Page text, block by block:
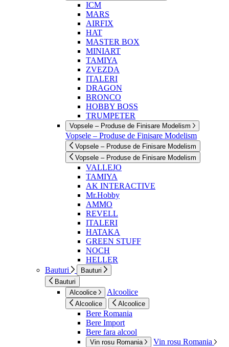
ICM
MARS
AIRFIX
HAT
MASTER BOX
MINIART
TAMIYA
ZVEZDA
ITALERI
DRAGON
BRONCO
HOBBY BOSS
TRUMPETER
Vopsele – Produse de Finisare Modelism
Vopsele – Produse de Finisare Modelism
Vopsele – Produse de Finisare Modelism
Vopsele – Produse de Finisare Modelism
VALLEJO
TAMIYA
AK INTERACTIVE
Mr.Hobby
AMMO
REVELL
ITALERI
HATAKA
GREEN STUFF
NOCH
HELLER
Bauturi
Bauturi
Bauturi
Alcoolice
Alcoolice
Alcoolice Alcoolice
Bere Romania
Bere Import
Bere fara alcool
Vin rosu Romania Vin rosu Romania